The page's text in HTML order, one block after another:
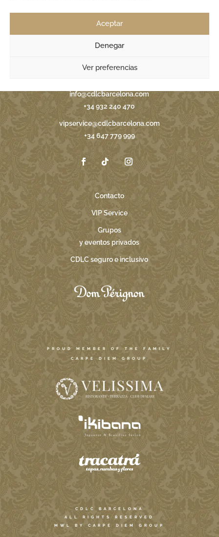
Aceptar
Denegar
Ver preferencias
Passeig Maritim 32
08003 Barcelona
info@cdlcbarcelona.com
+34 932 240 470
vipservice@cdlcbarcelona.com
+34 647 779 999
Contacto
VIP Service
Grupos
y eventos privados
CDLC seguro e inclusivo
PROUD MEMBER OF THE FAMILY
CARPE DIEM GROUP
CDLC BARCELONA
ALL RIGHTS RESERVED
MWL BY CARPE DIEM GROUP